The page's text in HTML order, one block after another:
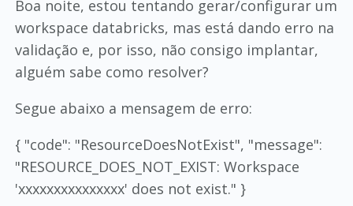
Boa noite, estou tentando gerar/configurar um
workspace databricks, mas está dando erro na
validação e, por isso, não consigo implantar,
alguém sabe como resolver?
Segue abaixo a mensagem de erro:
{ "code": "ResourceDoesNotExist", "message":
"RESOURCE_DOES_NOT_EXIST: Workspace
'xxxxxxxxxxxxxxx' does not exist." }